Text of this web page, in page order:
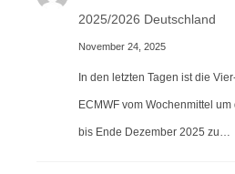
2025/2026 Deutschland
November 24, 2025
In den letzten Tagen ist die
ECMWF vom Wochenmittel
bis Ende Dezember 2025 zu…